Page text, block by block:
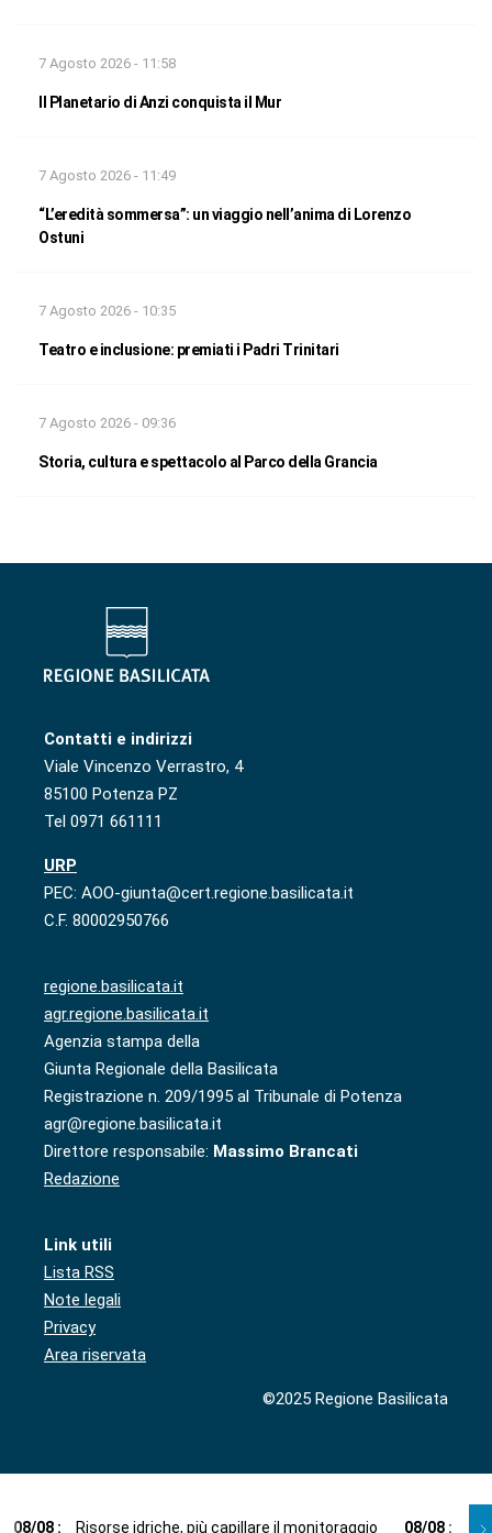
7 Agosto 2026 - 11:58
Il Planetario di Anzi conquista il Mur
7 Agosto 2026 - 11:49
“L’eredità sommersa”: un viaggio nell’anima di Lorenzo
Ostuni
7 Agosto 2026 - 10:35
Teatro e inclusione: premiati i Padri Trinitari
7 Agosto 2026 - 09:36
Storia, cultura e spettacolo al Parco della Grancia
Contatti e indirizzi
Viale Vincenzo Verrastro, 4
85100 Potenza PZ
Tel 0971 661111
URP
PEC: AOO-giunta@cert.regione.basilicata.it
C.F. 80002950766
regione.basilicata.it
agr.regione.basilicata.it
Agenzia stampa della
Giunta Regionale della Basilicata
Registrazione n. 209/1995 al Tribunale di Potenza
agr@regione.basilicata.it
Direttore responsabile: Massimo Brancati
Redazione
Link utili
Lista RSS
Note legali
Privacy
Area riservata
©2025 Regione Basilicata
08/08 : Risorse idriche, più capillare il monitoraggio 08/08 :